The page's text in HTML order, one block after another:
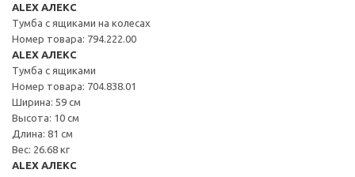
ALEX АЛЕКС
Тумба с ящиками на колесах
Номер товара: 794.222.00
ALEX АЛЕКС
Тумба с ящиками
Номер товара: 704.838.01
Ширина: 59 см
Высота: 10 см
Длина: 81 см
Вес: 26.68 кг
ALEX АЛЕКС